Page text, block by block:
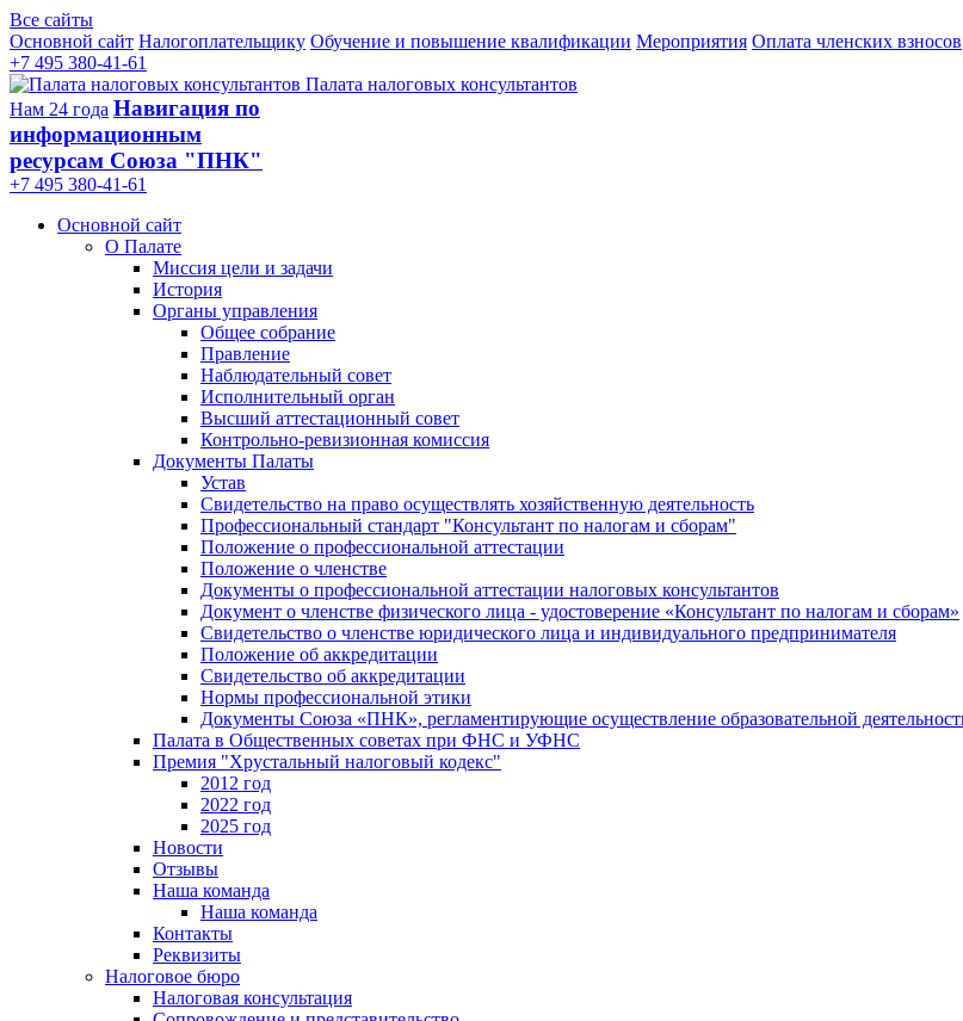
Все сайты
Основной сайт Налогоплательщику Обучение и повышение квалификации Мероприятия Оплата членских взносов
+7 495 380-41-61
Палата налоговых консультантов
Нам 24 года Навигация по
информационным
ресурсам Союза "ПНК"
+7 495 380‑41‑61
Основной сайт
О Палате
Миссия цели и задачи
История
Органы управления
Общее собрание
Правление
Наблюдательный совет
Исполнительный орган
Высший аттестационный совет
Контрольно-ревизионная комиссия
Документы Палаты
Устав
Свидетельство на право осуществлять хозяйственную деятельность
Профессиональный стандарт "Консультант по налогам и сборам"
Положение о профессиональной аттестации
Положение о членстве
Документы о профессиональной аттестации налоговых консультантов
Документ о членстве физического лица - удостоверение «Консультант по налогам и сборам»
Свидетельство о членстве юридического лица и индивидуального предпринимателя
Положение об аккредитации
Свидетельство об аккредитации
Нормы профессиональной этики
Документы Союза «ПНК», регламентирующие осуществление образовательной
Палата в Общественных советах при ФНС и УФНС
Премия "Хрустальный налоговый кодекс"
2012 год
2022 год
2025 год
Новости
Отзывы
Наша команда
Наша команда
Контакты
Реквизиты
Налоговое бюро
Налоговая консультация